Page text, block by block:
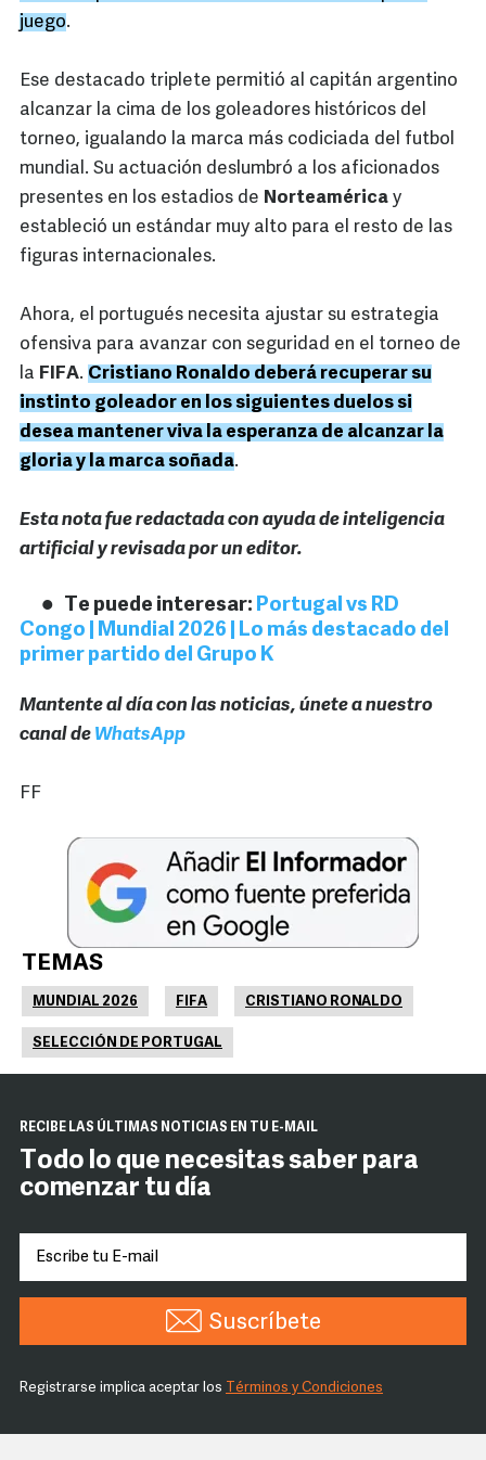
juego.
Ese destacado triplete permitió al capitán argentino
alcanzar la cima de los goleadores históricos del
torneo, igualando la marca más codiciada del futbol
mundial. Su actuación deslumbró a los aficionados
presentes en los estadios de Norteamérica y
estableció un estándar muy alto para el resto de las
figuras internacionales.
Ahora, el portugués necesita ajustar su estrategia
ofensiva para avanzar con seguridad en el torneo de
la FIFA. Cristiano Ronaldo deberá recuperar su
instinto goleador en los siguientes duelos si
desea mantener viva la esperanza de alcanzar la
gloria y la marca soñada.
Esta nota fue redactada con ayuda de inteligencia
artificial y revisada por un editor.
Te puede interesar: Portugal vs RD
Congo | Mundial 2026 | Lo más destacado del
primer partido del Grupo K
Mantente al día con las noticias, únete a nuestro
canal de WhatsApp
FF
TEMAS
MUNDIAL 2026 FIFA CRISTIANO RONALDO
SELECCIÓN DE PORTUGAL
RECIBE LAS ÚLTIMAS NOTICIAS EN TU E-MAIL
Todo lo que necesitas saber para
comenzar tu día
Suscríbete
Registrarse implica aceptar los Términos y Condiciones